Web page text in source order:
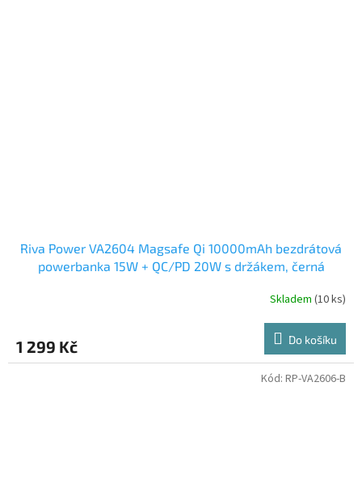
Riva Power VA2604 Magsafe Qi 10000mAh bezdrátová
powerbanka 15W + QC/PD 20W s držákem, černá
Skladem (10 ks)
1 299 Kč Do košíku
Kód: RP-VA2606-B